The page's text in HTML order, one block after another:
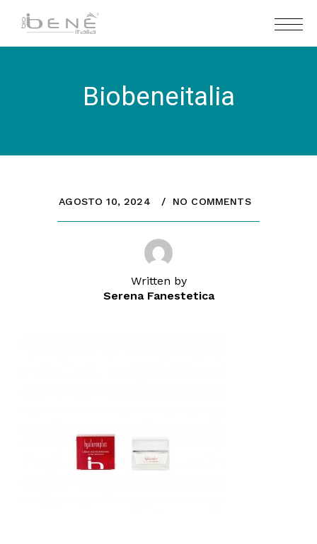
Biobeneitalia
AGOSTO 10, 2024 NO COMMENTS
Written by
Serena Fanestetica